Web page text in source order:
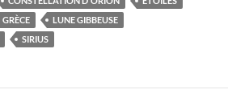
GRÈCE
LUNE GIBBEUSE
SIRIUS